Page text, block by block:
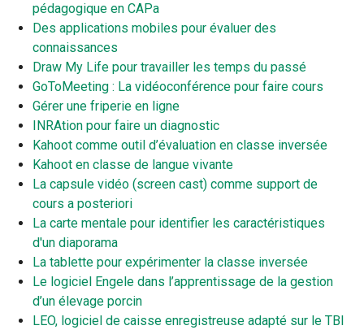
pédagogique en CAPa
Des applications mobiles pour évaluer des
connaissances
Draw My Life pour travailler les temps du passé
GoToMeeting : La vidéoconférence pour faire cours
Gérer une friperie en ligne
INRAtion pour faire un diagnostic
Kahoot comme outil d’évaluation en classe inversée
Kahoot en classe de langue vivante
La capsule vidéo (screen cast) comme support de
cours a posteriori
La carte mentale pour identifier les caractéristiques
d'un diaporama
La tablette pour expérimenter la classe inversée
Le logiciel Engele dans l’apprentissage de la gestion
d’un élevage porcin
LEO, logiciel de caisse enregistreuse adapté sur le TBI